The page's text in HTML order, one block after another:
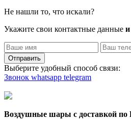
Не нашли то, что искали?
Укажите свои контактные данные
Отправить
Выберите удобный способ связи:
Звонок whatsapp telegram
Воздушные шары с доставкой по